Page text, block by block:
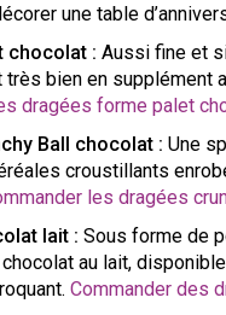
une table
chocolat : Aussi fine et
bien en supplément
dragées forme palet
Ball chocolat : Une
croustillants
les dragées
lait : Sous forme de
au lait,
Commander des